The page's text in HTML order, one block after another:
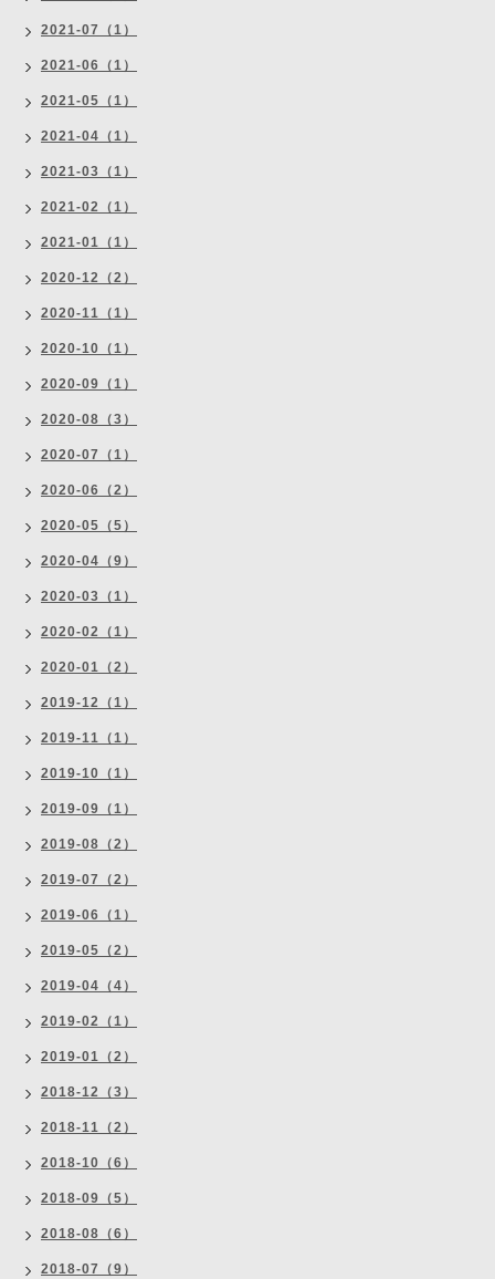
2021-07（1）
2021-06（1）
2021-05（1）
2021-04（1）
2021-03（1）
2021-02（1）
2021-01（1）
2020-12（2）
2020-11（1）
2020-10（1）
2020-09（1）
2020-08（3）
2020-07（1）
2020-06（2）
2020-05（5）
2020-04（9）
2020-03（1）
2020-02（1）
2020-01（2）
2019-12（1）
2019-11（1）
2019-10（1）
2019-09（1）
2019-08（2）
2019-07（2）
2019-06（1）
2019-05（2）
2019-04（4）
2019-02（1）
2019-01（2）
2018-12（3）
2018-11（2）
2018-10（6）
2018-09（5）
2018-08（6）
2018-07（9）